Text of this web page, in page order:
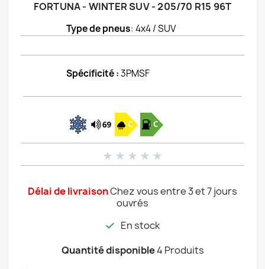
FORTUNA - WINTER SUV - 205/70 R15 96T
Type de pneus: 4x4 / SUV
Spécificité :3PMSF
★ ★ ★ ★ ★
Délai de livraisonChez vous entre 3 et 7 jours
ouvrés
En stock
Quantité disponible4 Produits